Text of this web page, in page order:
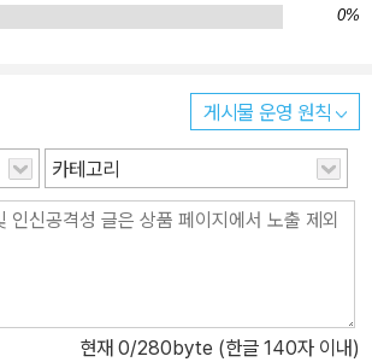
0%
게시물 운영 원칙
카테고리
현재 0/280byte (한글 140자 이내)